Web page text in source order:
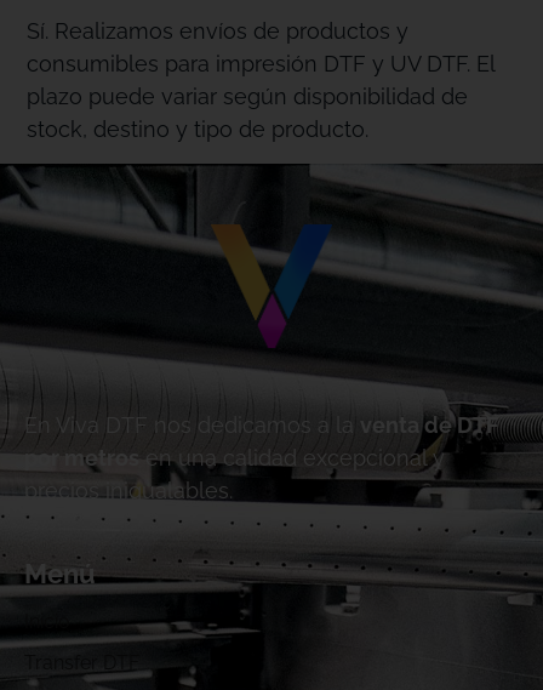
Sí. Realizamos envíos de productos y
consumibles para impresión DTF y UV DTF. El
plazo puede variar según disponibilidad de
stock, destino y tipo de producto.
En Viva DTF nos dedicamos a la
venta de DTF
por metros
en una calidad excepcional y
precios inigualables.
Menú